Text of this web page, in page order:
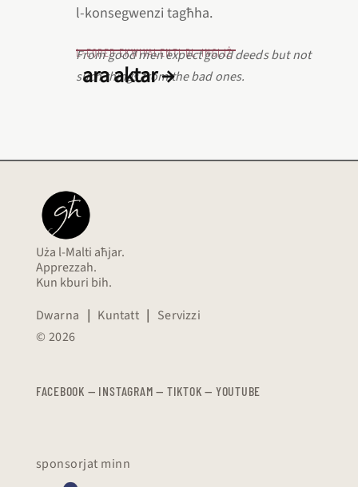
l‑konsegwenzi tagħha.
L‑EQREB EKWIVALENTI BL‑INGLIŻ
From good men expect good deeds but not
such things from the bad ones.
ara aktar →
Uża l-Malti aħjar.
Apprezzah.
Kun kburi bih.
Dwarna | Kuntatt | Servizzi
© 2026
FACEBOOK — INSTAGRAM — TIKTOK — YOUTUBE
sponsorjat minn